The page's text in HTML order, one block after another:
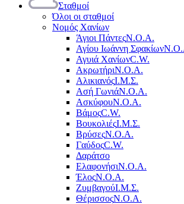
Σταθμοί
Όλοι οι σταθμοί
Νομός Χανίων
Άγιοι ΠάντεςΝ.Ο.Α.
Αγίου Ιωάννη Σφακίων
Αγυιά ΧανίωνC.W.
ΑκρωτήριΝ.Ο.Α.
ΑλικιανόςΙ.Μ.Σ.
Ασή ΓωνιάΝ.Ο.Α.
ΑσκύφουΝ.Ο.Α.
ΒάμοςC.W.
ΒουκολιέςΙ.Μ.Σ.
ΒρύσεςΝ.Ο.Α.
ΓαύδοςC.W.
Δαράτσο
ΕλαφονήσιΝ.Ο.Α.
ΈλοςΝ.Ο.Α.
ΖυμβαγούΙ.Μ.Σ.
ΘέρισσοςΝ.Ο.Α.